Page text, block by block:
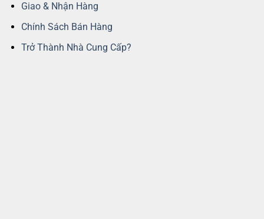
Giao & Nhận Hàng
Chính Sách Bán Hàng
Trở Thành Nhà Cung Cấp?